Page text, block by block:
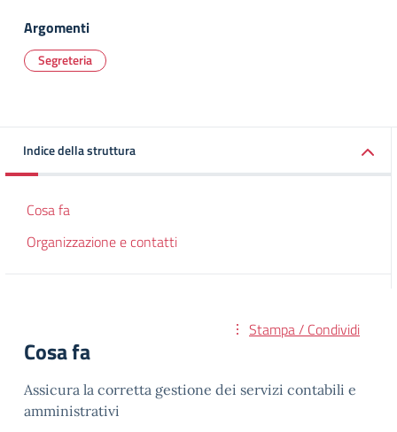
Argomenti
Segreteria
Indice della struttura
Cosa fa
Organizzazione e contatti
Stampa / Condividi
Cosa fa
Assicura la corretta gestione dei servizi contabili e
amministrativi